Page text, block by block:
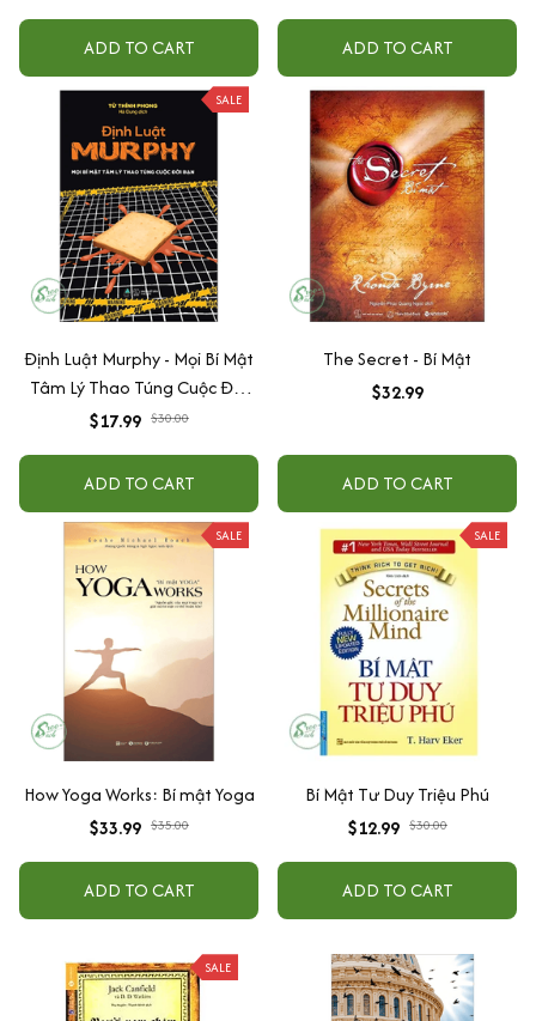
ADD TO CART ADD TO CART
SALE
Định Luật Murphy - Mọi Bí Mật
Tâm Lý Thao Túng Cuộc Đời
Bạn
$17.99 $30.00
ADD TO CART
The Secret - Bí Mật
$32.99
ADD TO CART
SALE
How Yoga Works: Bí mật Yoga
$33.99 $35.00
ADD TO CART
SALE
Bí Mật Tư Duy Triệu Phú
$12.99 $30.00
ADD TO CART
SALE